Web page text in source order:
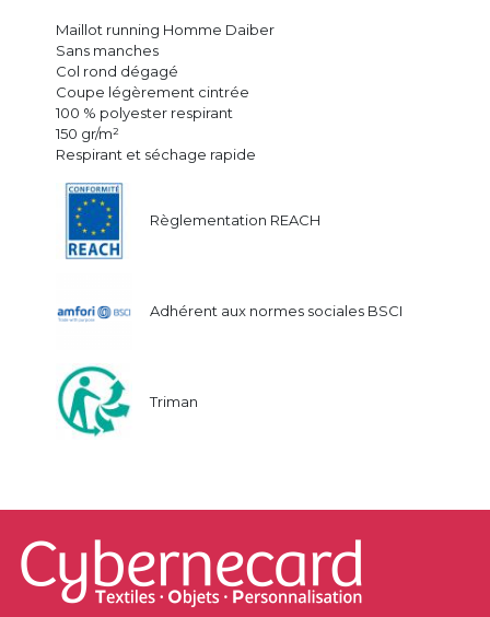
Maillot running Homme Daiber
Sans manches
Col rond dégagé
Coupe légèrement cintrée
100 % polyester respirant
150 gr/m²
Respirant et séchage rapide
Règlementation REACH
Adhérent aux normes sociales BSCI
Triman